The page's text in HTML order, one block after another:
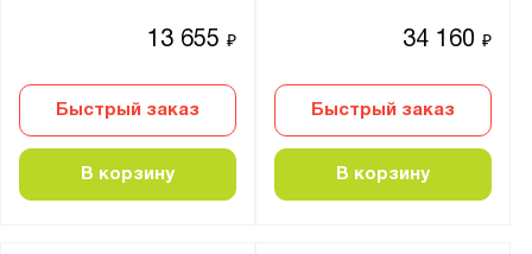
13 655₽
Быстрый заказ
В корзину
34 160₽
Быстрый заказ
В корзину
Антрацитово-серый (RAL 7016)
Графитовый серый (RAL 7024)
Желто-зелёный (RAL 6018)
Небесно-синий (RAL 5015)